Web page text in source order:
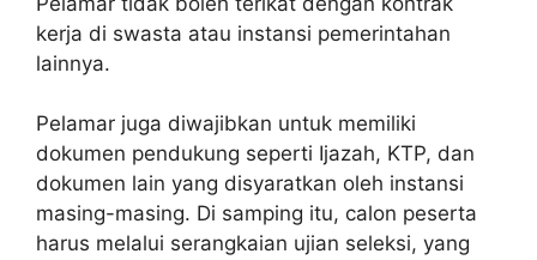
kerja di swasta atau instansi pemerintahan
lainnya.
Pelamar juga diwajibkan untuk memiliki
dokumen pendukung seperti Ijazah, KTP, dan
dokumen lain yang disyaratkan oleh instansi
masing-masing. Di samping itu, calon peserta
harus melalui serangkaian ujian seleksi, yang